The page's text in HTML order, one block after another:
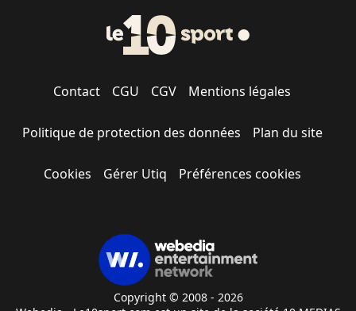
Contact CGU CGV Mentions légales
Politique de protection des données Plan du site
Cookies Gérer Utiq Préférences cookies
Copyright © 2008 - 2026